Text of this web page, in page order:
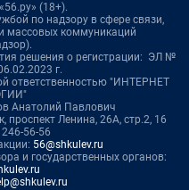
(18+).
по надзору в сфере связи,
массовых коммуникаций
решения о регистрации: ЭЛ №
г.
ответственностью "ИНТЕРНЕТ
Анатолий Павлович
проспект Ленина, 26А, стр.2, 16
56-56
56@shkulev.ru
и государственных органов: